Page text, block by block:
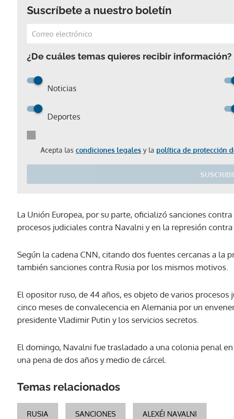
Suscríbete a nuestro boletín
¿De cuáles temas quieres recibir información?
Noticias
Deportes
Acepta las condiciones legales y la política de protección
La Unión Europea, por su parte, oficializó sanciones
procesos judiciales contra Navalni y en la represión contra
Según la cadena CNN, citando dos fuentes cercanas a la
también sanciones contra Rusia por los mismos motivos.
El opositor ruso, de 44 años, es objeto de varios procesos
cinco meses de convalecencia en Alemania por un
presidente Vladimir Putin y los servicios secretos.
El domingo, Navalni fue trasladado a una colonia penal
una pena de dos años y medio de cárcel.
Temas relacionados
RUSIA SANCIONES ALEXÉI NAVALNI